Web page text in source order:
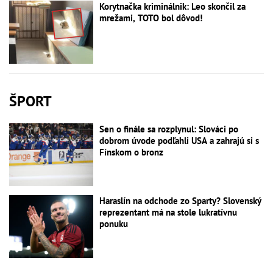
Korytnačka kriminálnik: Leo skončil za
mrežami, TOTO bol dôvod!
ŠPORT
Sen o finále sa rozplynul: Slováci po
dobrom úvode podľahli USA a zahrajú si s
Fínskom o bronz
Haraslín na odchode zo Sparty? Slovenský
reprezentant má na stole lukratívnu
ponuku